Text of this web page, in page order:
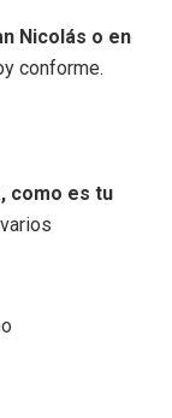
Nicolás o en
conforme.
como es tu